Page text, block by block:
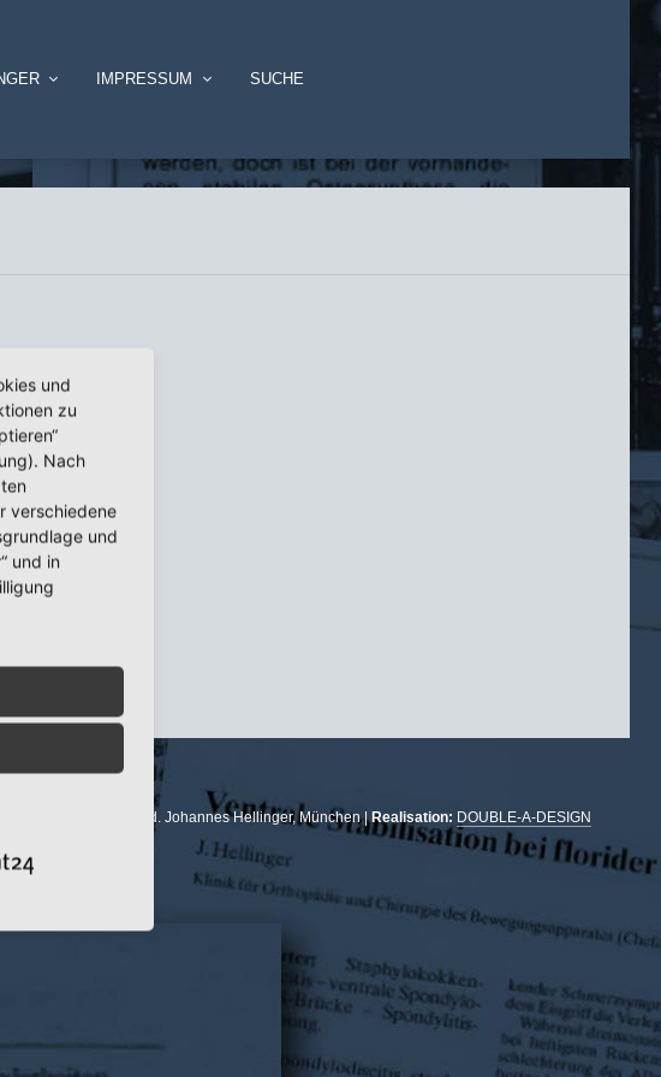
IMPRESSUM SUCHE
Prof. Dr. med. Johannes Hellinger, München | Realisation: DOUBLE-A-DESIGN
und
zu
Nach
verschiedene
und
und in